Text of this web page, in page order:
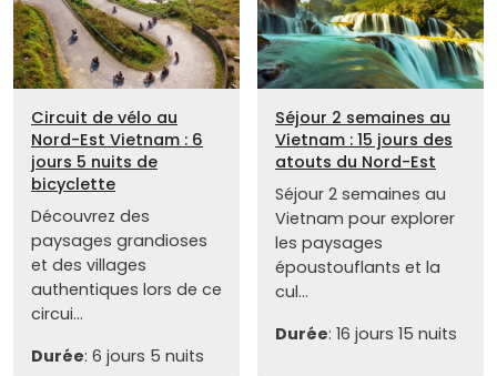
Circuit de vélo au
Nord-Est Vietnam : 6
jours 5 nuits de
bicyclette
Découvrez des
paysages grandioses
et des villages
authentiques lors de ce
circui...
Durée: 6 jours 5 nuits
Séjour 2 semaines au
Vietnam : 15 jours des
atouts du Nord-Est
Séjour 2 semaines au
Vietnam pour explorer
les paysages
époustouflants et la
cul...
Durée: 16 jours 15 nuits